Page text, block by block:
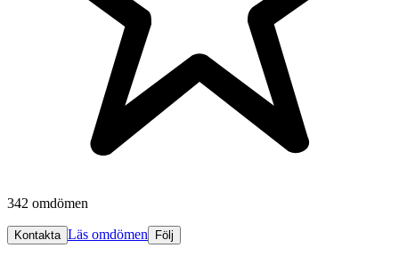
342 omdömen
Kontakta Läs omdömen Följ